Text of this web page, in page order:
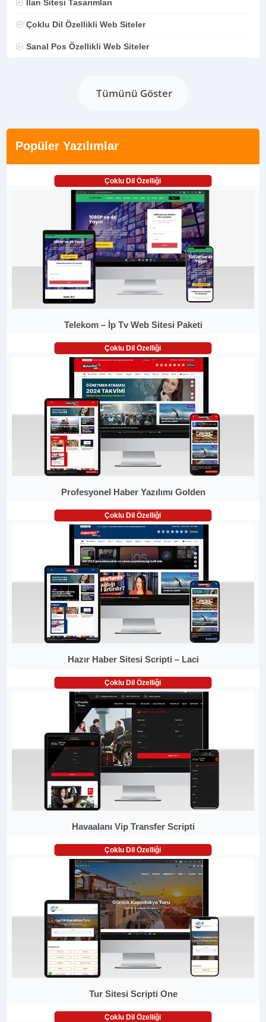
İlan Sitesi Tasarımları
Çoklu Dil Özellikli Web Siteler
Sanal Pos Özellikli Web Siteler
Tümünü Göster
Popüler Yazılımlar
Çoklu Dil Özelliği
Telekom – İp Tv Web Sitesi Paketi
Çoklu Dil Özelliği
Profesyonel Haber Yazılımı Golden
Çoklu Dil Özelliği
Hazır Haber Sitesi Scripti – Laci
Çoklu Dil Özelliği
Havaalanı Vip Transfer Scripti
Çoklu Dil Özelliği
Tur Sitesi Scripti One
Çoklu Dil Özelliği